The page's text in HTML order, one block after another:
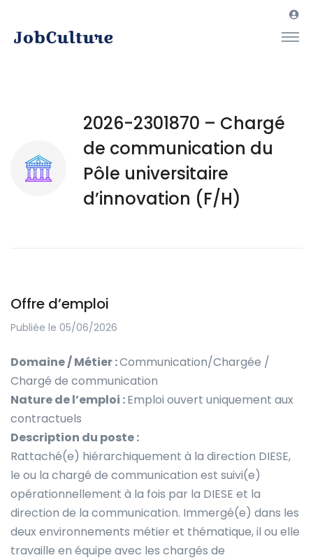
2026-2301870 – Chargé
de communication du
Pôle universitaire
d’innovation (F/H)
Offre d’emploi
Publiée le 05/06/2026
Domaine / Métier :Communication/Chargée /
Chargé de communication
Nature de l’emploi :Emploi ouvert uniquement aux
contractuels
Description du poste :
Rattaché(e) hiérarchiquement à la direction DIESE,
le ou la chargé de communication est suivi(e)
opérationnellement à la fois par la DIESE et la
direction de la communication. Immergé(e) dans les
deux environnements métier et thématique, il ou elle
travaille en équipe avec les chargés de